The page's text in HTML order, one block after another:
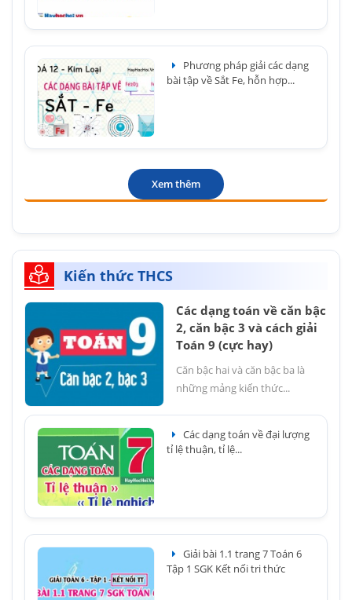
Phương pháp giải các dạng
bài tập về Sắt Fe, hỗn hợp...
Xem thêm
Kiến thức THCS
Các dạng toán về căn bậc
2, căn bậc 3 và cách giải
Toán 9 (cực hay)
Căn bậc hai và căn bậc ba là
những mảng kiến thức...
Các dạng toán về đại lượng
tỉ lệ thuận, tỉ lệ...
Giải bài 1.1 trang 7 Toán 6
Tập 1 SGK Kết nối tri thức